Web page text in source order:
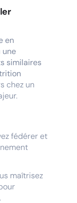
en
une
similaires
chez un
fédérer et
maîtrisez